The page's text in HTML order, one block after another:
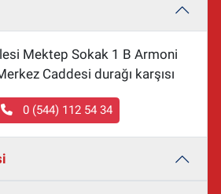
Mektep Sokak 1 B Armoni
Caddesi durağı karşısı
0 (544) 112 54 34